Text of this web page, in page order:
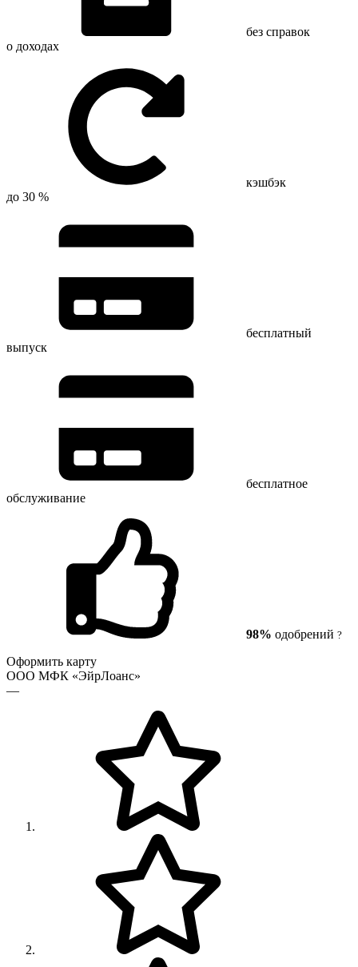
без справок
о доходах
кэшбэк
до 30 %
бесплатный
выпуск
бесплатное
обслуживание
98% одобрений ?
Оформить карту
ООО МФК «ЭйрЛоанс»
—